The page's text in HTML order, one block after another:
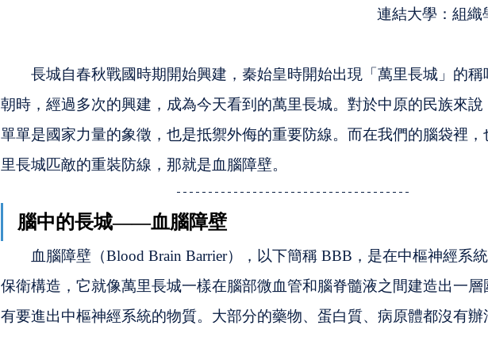
連結大學：組織
長城自春秋戰國時期開始興建，秦始皇時開始出現「萬里長城」的稱
朝時，經過多次的興建，成為今天看到的萬里長城。對於中原的民族來說
單單是國家力量的象徵，也是抵禦外侮的重要防線。而在我們的腦袋裡
里長城匹敵的重裝防線，那就是血腦障壁。
腦中的長城——血腦障壁
血腦障壁（Blood Brain Barrier），以下簡稱 BBB，是在中樞神經系
保衛構造，它就像萬里長城一樣在腦部微血管和腦脊髓液之間建造出一
有要進出中樞神經系統的物質。大部分的藥物、蛋白質、病原體都沒有辦